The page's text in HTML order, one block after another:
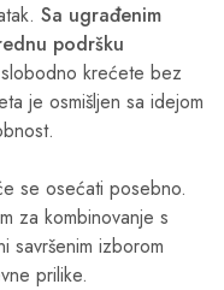
Sa ugrađenim
podršku
krećete bez
je osmišljen sa idejom
se osećati posebno.
za kombinovanje s
savršenim izborom
prilike.